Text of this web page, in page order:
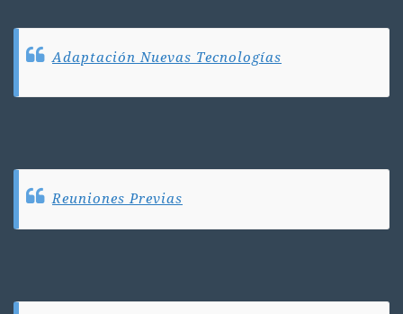
Adaptación Nuevas Tecnologías
Reuniones Previas